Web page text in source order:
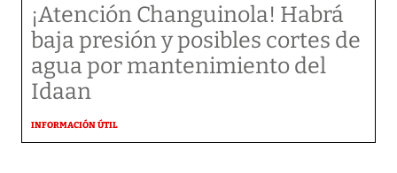
¡Atención Changuinola! Habrá
baja presión y posibles cortes de
agua por mantenimiento del
Idaan
INFORMACIÓN ÚTIL